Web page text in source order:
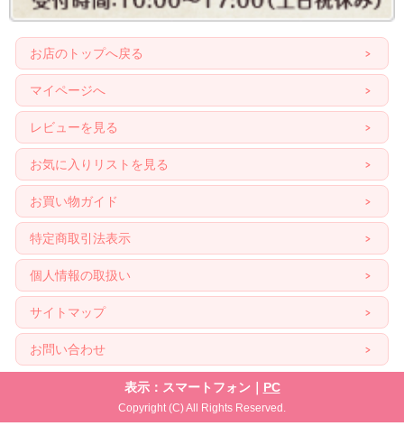
お店のトップへ戻る
マイページへ
レビューを見る
お気に入りリストを見る
お買い物ガイド
特定商取引法表示
個人情報の取扱い
サイトマップ
お問い合わせ
表示：スマートフォン｜ PC
Copyright (C) All Rights Reserved.